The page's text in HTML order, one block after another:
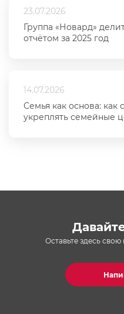
23.07.2026
Группа «Новард»
отчётом за 2025 год
14.07.2026
Семья как основа: как
укреплять семейные
Оставьте здесь